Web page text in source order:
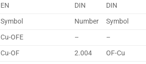
EN DIN
DIN
Symbol Number
Symbol
Cu-OFE –
–
Cu-OF 2.004
OF-Cu